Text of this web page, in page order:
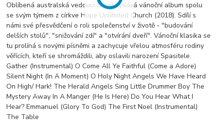
Oblíbená australská vedoucí chval vydává vánoční album spolu
se svým týmem z církve Hope Unlimited Church (2018). Sdílí s
námi své přesvědčení o roli společenství v životě - "budování
delších stolů", "snižování zdí" a "otvírání dveří". Vánoční klasika se
tu prolíná s novými písněmi a zachycuje vřelou atmosféru rodiny
věřících, kteří se shromáždili, aby oslavili narození Spasitele.
Gather (Instrumental) O Come All Ye Faithful (Come a Adore)
Silent Night (In A Moment) O Holy Night Angels We Have Heard
On High/ Hark! The Herald Angels Sing Little Drummer Boy The
Mystery Away In A Manger (He Is Here) Do You Hear What I
Hear? Emmanuel (Glory To God) The First Noel (Instrumental)
The Table